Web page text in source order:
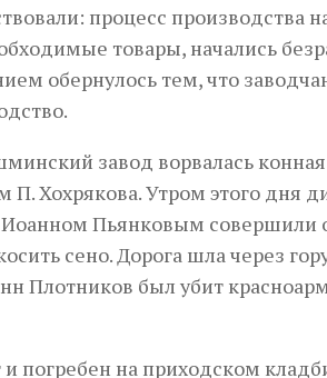
процесс производства
товары, начались
обернулось тем, что
завод ворвалась
П. Хохрякова. Утром этого дня
Пьянковым совершили
сено. Дорога шла через
Плотников был убит
и погребен на приходском